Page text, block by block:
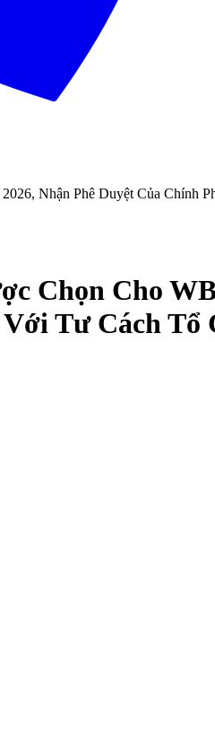
Nhận Phê Duyệt Của Chính
Chọn Cho
Tư Cách Tổ